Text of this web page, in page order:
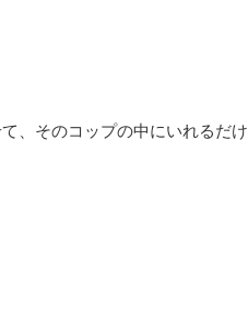
、そのコップの中にいれるだけ